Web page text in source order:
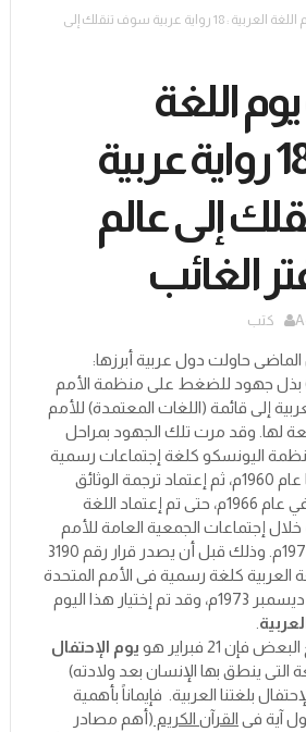
بمناسبة يوم اللغة العربية : 18 رواية عربية سوف تنقلك إلى
اللغة
العربية : 18 رواية عربية
إلى عالم
الغائب
كتب
حاولت دول عربية أبرزها:
بذل جهود للضغط على منظمة الأمم
إلى قائمة (اللغات المعتمدة) للأمم
لها. وقد مرت تلك الجهود بمراحل
اليونسكو كلغة إجتماعات رسمية
فى الدول الناطقة بها عام 1960م، ثم إعتماد ترجمة الوثائق
الرسمية منها وإليها في عام 1966م، حتى تم إعتماد اللغة
خلال إجتماعات الجمعية العامة للأمم
المتحدة في سبتمبر 1973م. وذلك قبل أن يصدر قرار رقم 3190
العربية كلغة رسمية فى الأمم المتحدة
وجميع هيئاتها في 18 ديسمبر 1973م، وقد تم إختيار هذا اليوم
21 فبراير هو
يوم الإحتفال
التى ينطق بها الإنسان بعد ولادته)
بلغتنا العربية. فإيماناً بأهمية
آية فى القرآن الكريم (أهم مصادر